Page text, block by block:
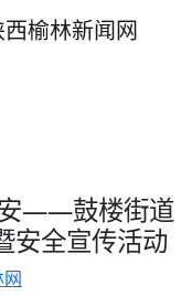
安——鼓楼街道
安全宣传活动